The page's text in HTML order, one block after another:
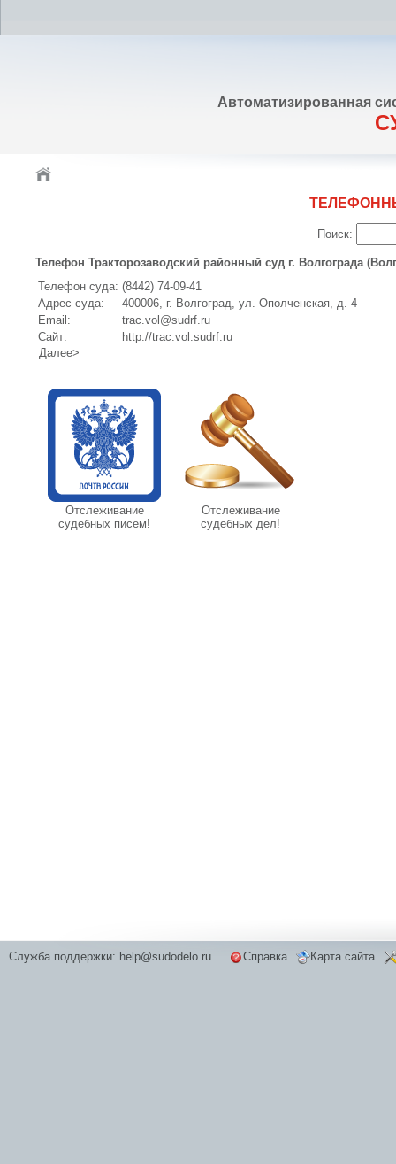
Автоматизированная
Поиск:
Телефон Тракторозаводский районный суд г. Волгограда
Телефон суда: (8442) 74-09-41
Адрес суда:
400006, г. Волгоград, ул. Ополченская, д. 4
Email:
trac.vol@sudrf.ru
Сайт:
http://trac.vol.sudrf.ru
Далее>
Отслеживание
судебных писем!
Отслеживание
судебных дел!
Служба поддержки: help@sudodelo.ru Справка Карта сайта